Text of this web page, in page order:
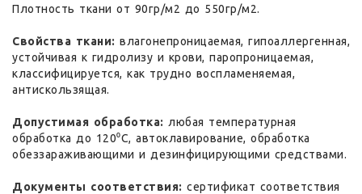
Плотность ткани от 90гр/м2 до 550гр/м2.
Свойства ткани: влагонепроницаемая, гипоаллергенная,
устойчивая к гидролизу и крови, паропроницаемая,
классифицируется, как трудно воспламеняемая,
антискользящая.
Допустимая обработка: любая температурная
обработка до 120⁰С, автоклавирование, обработка
обеззараживающими и дезинфицирующими средствами.
Документы соответствия: сертификат соответствия